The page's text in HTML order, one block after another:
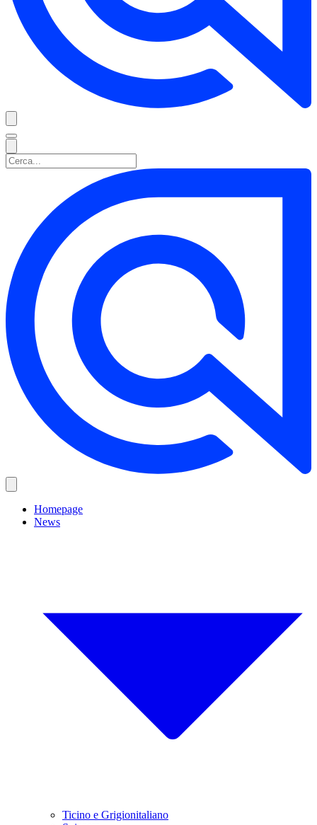
Homepage
News
Ticino e Grigionitaliano